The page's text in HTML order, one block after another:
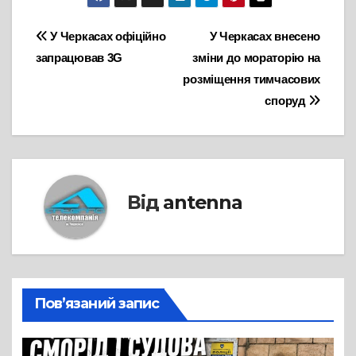
Навігація
записів
У Черкасах внесено
зміни до мораторію на
розміщення тимчасових
споруд
У Черкасах офіційно
запрацював 3G
Від antenna
Пов’язаний запис